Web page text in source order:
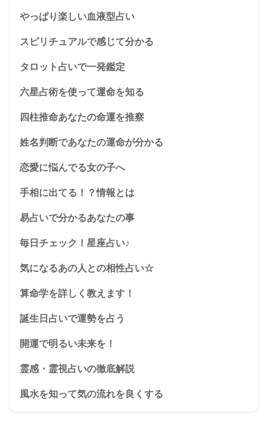
やっぱり楽しい血液型占い
スピリチュアルで感じて分かる
タロット占いで一発鑑定
六星占術を使って運命を知る
四柱推命あなたの命運を推察
姓名判断であなたの運命が分かる
恋愛に悩んでる女の子へ
手相に出てる！？情報とは
易占いで分かるあなたの事
毎日チェック！星座占い♪
気になるあの人との相性占い☆
算命学を詳しく教えます！
誕生日占いで運勢を占う
開運で明るい未来を！
霊感・霊視占いの徹底解説
風水を知って気の流れを良くする